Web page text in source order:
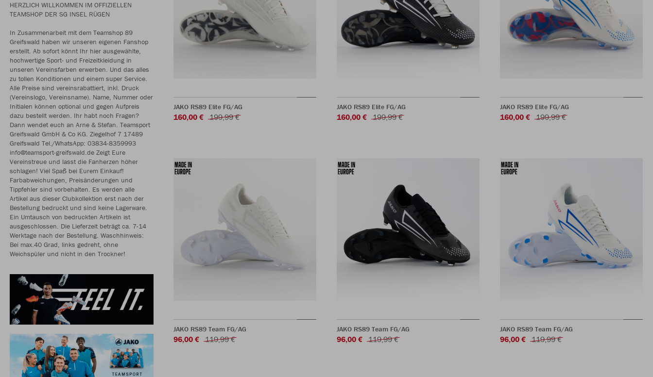
HERZLICH WILLKOMMEN IM OFFIZIELLEN
TEAMSHOP DER SG INSEL RÜGEN
In Zusammenarbeit mit dem Teamshop 89
Greifswald haben wir unseren eigenen Fanshop
erstellt. Ab sofort könnt Ihr hier ausgewählte,
hochwertige Sport- und Freizeitkleidung in
unseren Vereinsfarben erwerben. Und das alles
zu tollen Konditionen und einem super Service.
Alle Preise sind vereinsrabattiert, inkl. Druck
(Vereinslogo, Vereinsname). Name, Nummer oder
Initialen können optional und gegen Aufpreis
dazu bestellt werden. Ihr habt noch Fragen?
Dann wendet euch an Arne & Stefan. Teamsport
Greifswald GmbH & Co KG. Ziegelhof 7 17489
Greifswald Tel./WhatsApp: 03834-8359993
info@teamsport-greifswald.de Zeigt Eure
Vereinstreue und lasst die Fanherzen höher
schlagen! Viel Spaß bei Eurem Einkauf!
Farbabweichungen, Preisänderungen und
Tippfehler sind vorbehalten. Es werden alle
Artikel aus dieser Clubkollektion erst nach der
Bestellung bedruckt und sind keine Lagerware.
Ein Umtausch von bedruckten Artikeln ist
ausgeschlossen. Die Lieferzeit beträgt ca. 7-14
Werktage nach der Bestellung. Waschhinweis:
Bei max.40 Grad, links gedreht, ohne
Weichspüler und nicht in den Trockner!
JAKO RS89 Elite FG/AG
160,00 € 199,99 €
JAKO RS89 Elite FG/AG
160,00 € 199,99 €
JAKO RS89 Elite FG/AG
160,00 € 199,99 €
JAKO RS89 Team FG/AG
96,00 € 119,99 €
JAKO RS89 Team FG/AG
96,00 € 119,99 €
JAKO RS89 Team FG/AG
96,00 € 119,99 €